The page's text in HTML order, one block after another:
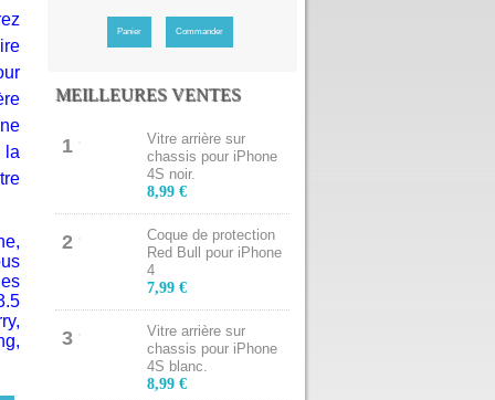
la
Panier Commander
MEILLEURES VENTES
1
Vitre arrière sur
chassis pour iPhone
4S noir.
8,99 €
2
Coque de protection
Red Bull pour iPhone
4
7,99 €
3
Vitre arrière sur
chassis pour iPhone
4S blanc.
8,99 €